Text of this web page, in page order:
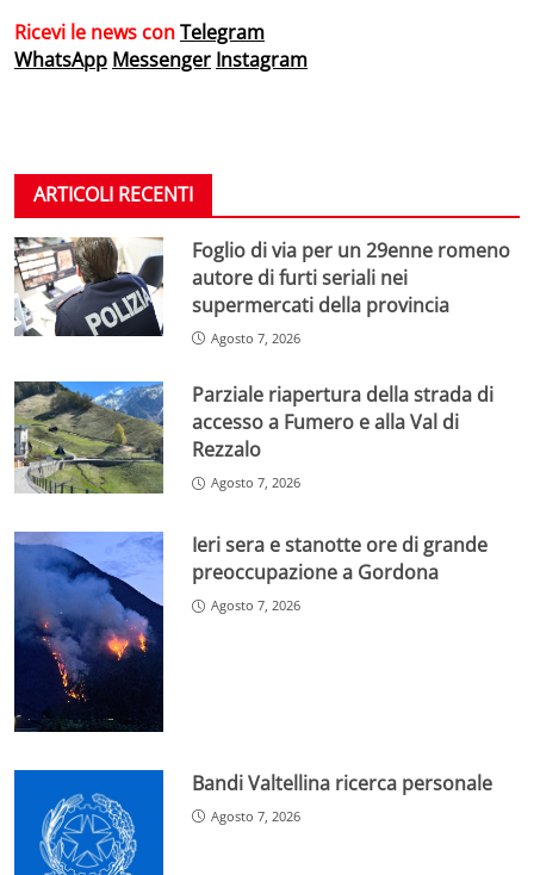
Ricevi le news conTelegram
WhatsApp Messenger Instagram
ARTICOLI RECENTI
Foglio di via per un 29enne romeno
autore di furti seriali nei
supermercati della provincia
Agosto 7, 2026
Parziale riapertura della strada di
accesso a Fumero e alla Val di
Rezzalo
Agosto 7, 2026
Ieri sera e stanotte ore di grande
preoccupazione a Gordona
Agosto 7, 2026
Bandi Valtellina ricerca personale
Agosto 7, 2026